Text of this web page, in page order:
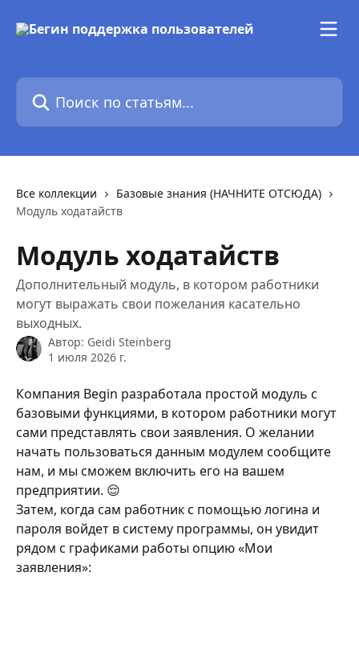
Поиск по статьям...
Все коллекции
Базовые знания (НАЧНИТЕ ОТСЮДА)
Модуль ходатайств
Модуль ходатайств
Дополнительный модуль, в котором работники
могут выражать свои пожелания касательно
выходных.
Автор: Geidi Steinberg
1 июля 2026 г.
Компания Begin разработала простой модуль с
базовыми функциями, в котором работники могут
сами представлять свои заявления. О желании
начать пользоваться данным модулем сообщите
нам, и мы сможем включить его на вашем
предприятии. 😌
Затем, когда сам работник с помощью логина и
пароля войдет в систему программы, он увидит
рядом с графиками работы опцию «Мои
заявления»: